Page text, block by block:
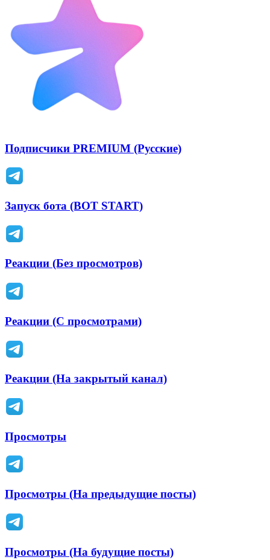
Подписчики PREMIUM (Русские)
Запуск бота (BOT START)
Реакции (Без просмотров)
Реакции (С просмотрами)
Реакции (На закрытый канал)
Просмотры
Просмотры (На предыдущие посты)
Просмотры (На будущие посты)